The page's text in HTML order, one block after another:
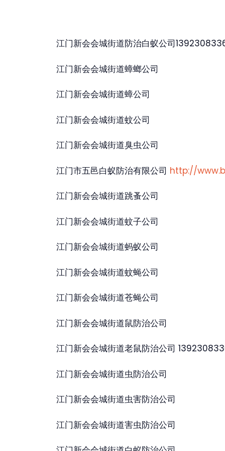
江门新会会城街道防治白蚁公司
江门新会会城街道蟑螂公司
江门新会会城街道蟑公司
江门新会会城街道蚊公司
江门新会会城街道臭虫公司
江门市五邑白蚁防治有限公司 http://
江门新会会城街道跳蚤公司
江门新会会城街道蚊子公司
江门新会会城街道蚂蚁公司
江门新会会城街道蚊蝇公司
江门新会会城街道苍蝇公司
江门新会会城街道鼠防治公司
江门新会会城街道老鼠防治公司
江门新会会城街道虫防治公司
江门新会会城街道虫害防治公司
江门新会会城街道害虫防治公司